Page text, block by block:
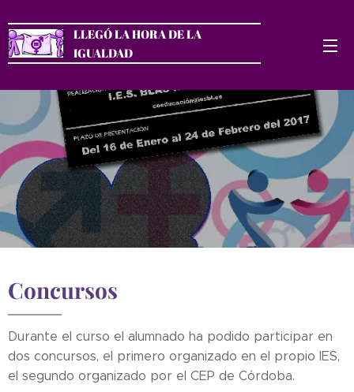
LLEGÓ LA HORA DE LA
IGUALDAD
Concursos
Durante el curso el alumnado ha podido participar en
dos concursos, el primero organizado en el propio IES,
el segundo organizado por el CEP de Córdoba.